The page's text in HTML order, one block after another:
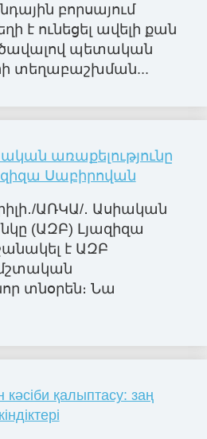
բորսայում
է ունեցել ավելի քան
ծավալով պետական
տեղաբաշխման...
առաքելությունը
Սաբիրովան
ԱՌԿԱ/․ Ասիական
(ԱԶԲ) Լյազիզա
է ԱԶԲ
տնօրեն։ Նա
кәсіби қалыптасу: заң